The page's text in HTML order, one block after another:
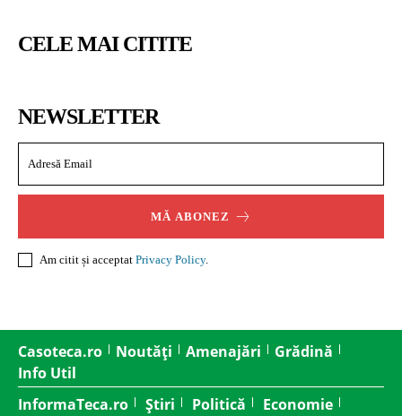
CELE MAI CITITE
NEWSLETTER
MĂ ABONEZ
Am citit și acceptat Privacy Policy.
Casoteca.ro Noutăți Amenajări
Grădină
Info Util
InformaTeca.ro
Știri Politică
Economie